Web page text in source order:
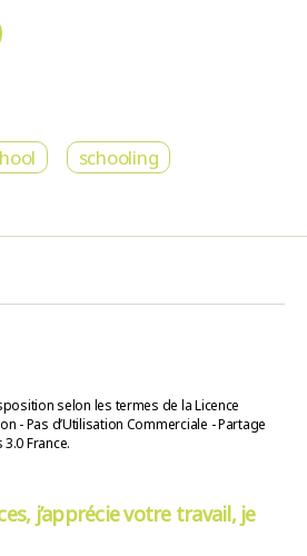
schooling
selon les termes de la Licence
- Pas d’Utilisation Commerciale - Partage
France.
j’apprécie votre travail, je